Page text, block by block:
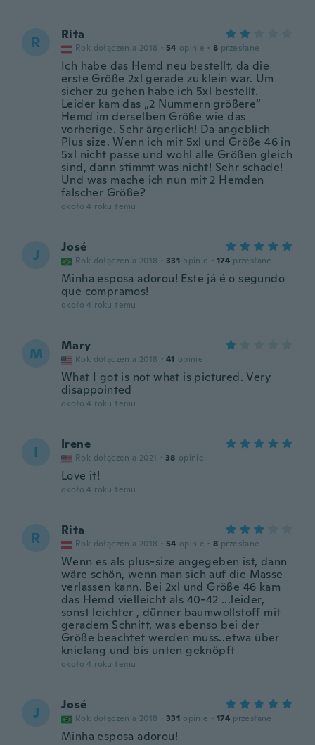
R Rita
Rok dołączenia 2018 · 54 opinie · 8 przesłane
Ich habe das Hemd neu bestellt, da die
erste Größe 2xl gerade zu klein war. Um
sicher zu gehen habe ich 5xl bestellt.
Leider kam das „2 Nummern größere“
Hemd im derselben Größe wie das
vorherige. Sehr ärgerlich! Da angeblich
Plus size. Wenn ich mit 5xl und Größe 46 in
5xl nicht passe und wohl alle Größen gleich
sind, dann stimmt was nicht! Sehr schade!
Und was mache ich nun mit 2 Hemden
falscher Größe?
około 4 roku temu
J José
Rok dołączenia 2018 · 331 opinie · 174 przesłane
Minha esposa adorou! Este já é o segundo
que compramos!
około 4 roku temu
M Mary
Rok dołączenia 2018 · 41 opinie
What I got is not what is pictured. Very
disappointed
około 4 roku temu
I Irene
Rok dołączenia 2021 · 38 opinie
Love it!
około 4 roku temu
R Rita
Rok dołączenia 2018 · 54 opinie · 8 przesłane
Wenn es als plus-size angegeben ist, dann
wäre schön, wenn man sich auf die Masse
verlassen kann. Bei 2xl und Größe 46 kam
das Hemd vielleicht als 40-42 ...leider,
sonst leichter , dünner baumwollstoff mit
geradem Schnitt, was ebenso bei der
Größe beachtet werden muss..etwa über
knielang und bis unten geknöpft
około 4 roku temu
J José
Rok dołączenia 2018 · 331 opinie · 174 przesłane
Minha esposa adorou!